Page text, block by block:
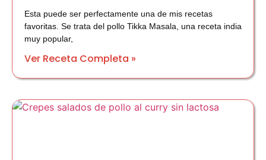
Esta puede ser perfectamente una de mis recetas
favoritas. Se trata del pollo Tikka Masala, una receta india
muy popular,
Ver Receta Completa »